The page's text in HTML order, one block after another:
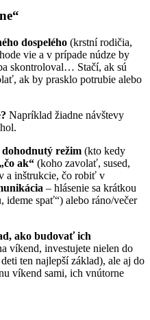
dospelého (krstní rodičia,
vie a v prípade núdze by
skontroloval… Stačí, ak sú
ak by prasklo potrubie alebo
Napríklad žiadne návštevy
režim (kto kedy
ak“ (koho zavolať, sused,
a inštrukcie, čo robiť v
– hlásenie sa krátkou
ideme spať“) alebo ráno/večer
ako budovať ich
víkend, investujete nielen do
ten najlepší základ), ale aj do
víkend sami, ich vnútorne